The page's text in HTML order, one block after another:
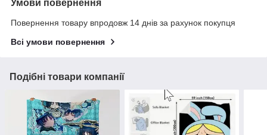
Умови повернення
Повернення товару впродовж 14 днів за рахунок покупця
Всі умови повернення
Подібні товари компанії